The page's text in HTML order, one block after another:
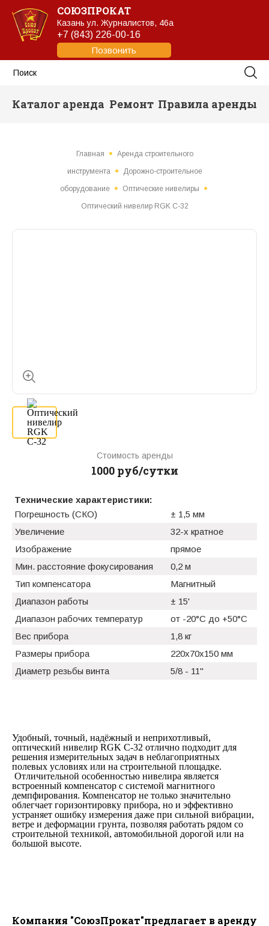
СОЮЗПРОКАТ
Казань ул. Журналистов, 46а
+7 (843) 226-00-16
Позвонить
Каталог аренда Ремонт Правила аренды
Главная Аренда строительного
инструмента Дорожно-строительное
оборудование Оптические нивелиры
Оптический нивелир RGK С-32
Стоимость аренды
1000 руб/сутки
Технические характеристики:
Погрешность (СКО)
± 1,5 мм
Увеличение
32-х кратное
Изображение
прямое
Мин. расстояние фокусирования
0,2 м
Тип компенсатора
Магнитный
Диапазон работы
± 15'
Диапазон рабочих температур
от -20°C до +50°C
Вес прибора
1,8 кг
Размеры прибора
220х70х150 мм
Диаметр резьбы винта
5/8 - 11"
Удобный, точный, надёжный и неприхотливый,
оптический нивелир RGK C-32 отлично подходит для
решения измерительных задач в неблагоприятных
полевых условиях или на строительной площадке.
Отличительной особенностью нивелира является
встроенный компенсатор с системой магнитного
демпфирования. Компенсатор не только значительно
облегчает горизонтировку прибора, но и эффективно
устраняет ошибку измерения даже при сильной вибрации,
ветре и деформации грунта, позволяя работать рядом со
строительной техникой, автомобильной дорогой или на
большой высоте.
Компания "СоюзПрокат"предлагает в аренду